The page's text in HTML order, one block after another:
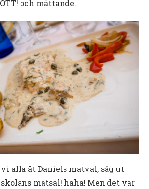
och mättande.
alla åt Daniels matval, såg ut
matsal! haha! Men det var